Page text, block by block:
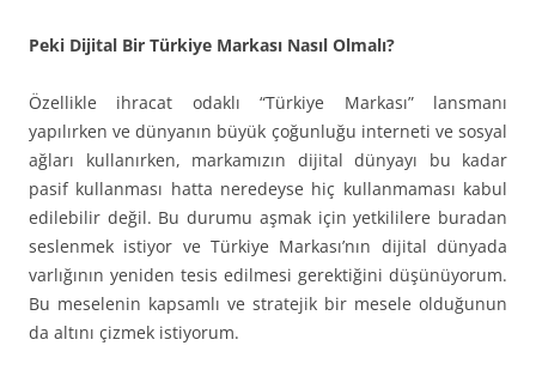
Peki Dijital Bir Türkiye Markası Nasıl Olmalı?
Özellikle ihracat odaklı “Türkiye Markası” lansmanı
yapılırken ve dünyanın büyük çoğunluğu interneti ve sosyal
ağları kullanırken, markamızın dijital dünyayı bu kadar
pasif kullanması hatta neredeyse hiç kullanmaması kabul
edilebilir değil. Bu durumu aşmak için yetkililere buradan
seslenmek istiyor ve Türkiye Markası’nın dijital dünyada
varlığının yeniden tesis edilmesi gerektiğini düşünüyorum.
Bu meselenin kapsamlı ve stratejik bir mesele olduğunun
da altını çizmek istiyorum.